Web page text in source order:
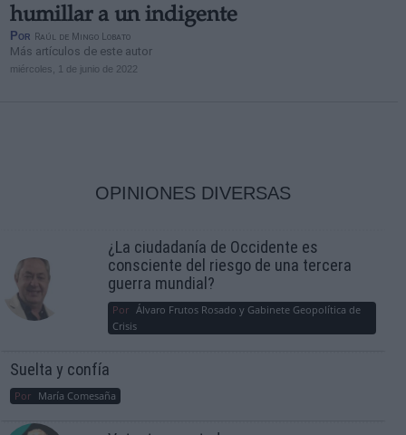
humillar a un indigente
Por Raúl de Mingo Lobato
Más artículos de este autor
miércoles, 1 de junio de 2022
OPINIONES DIVERSAS
¿La ciudadanía de Occidente es
consciente del riesgo de una tercera
guerra mundial?
Por Álvaro Frutos Rosado y Gabinete Geopolítica de
Crisis
Suelta y confía
Por María Comesaña